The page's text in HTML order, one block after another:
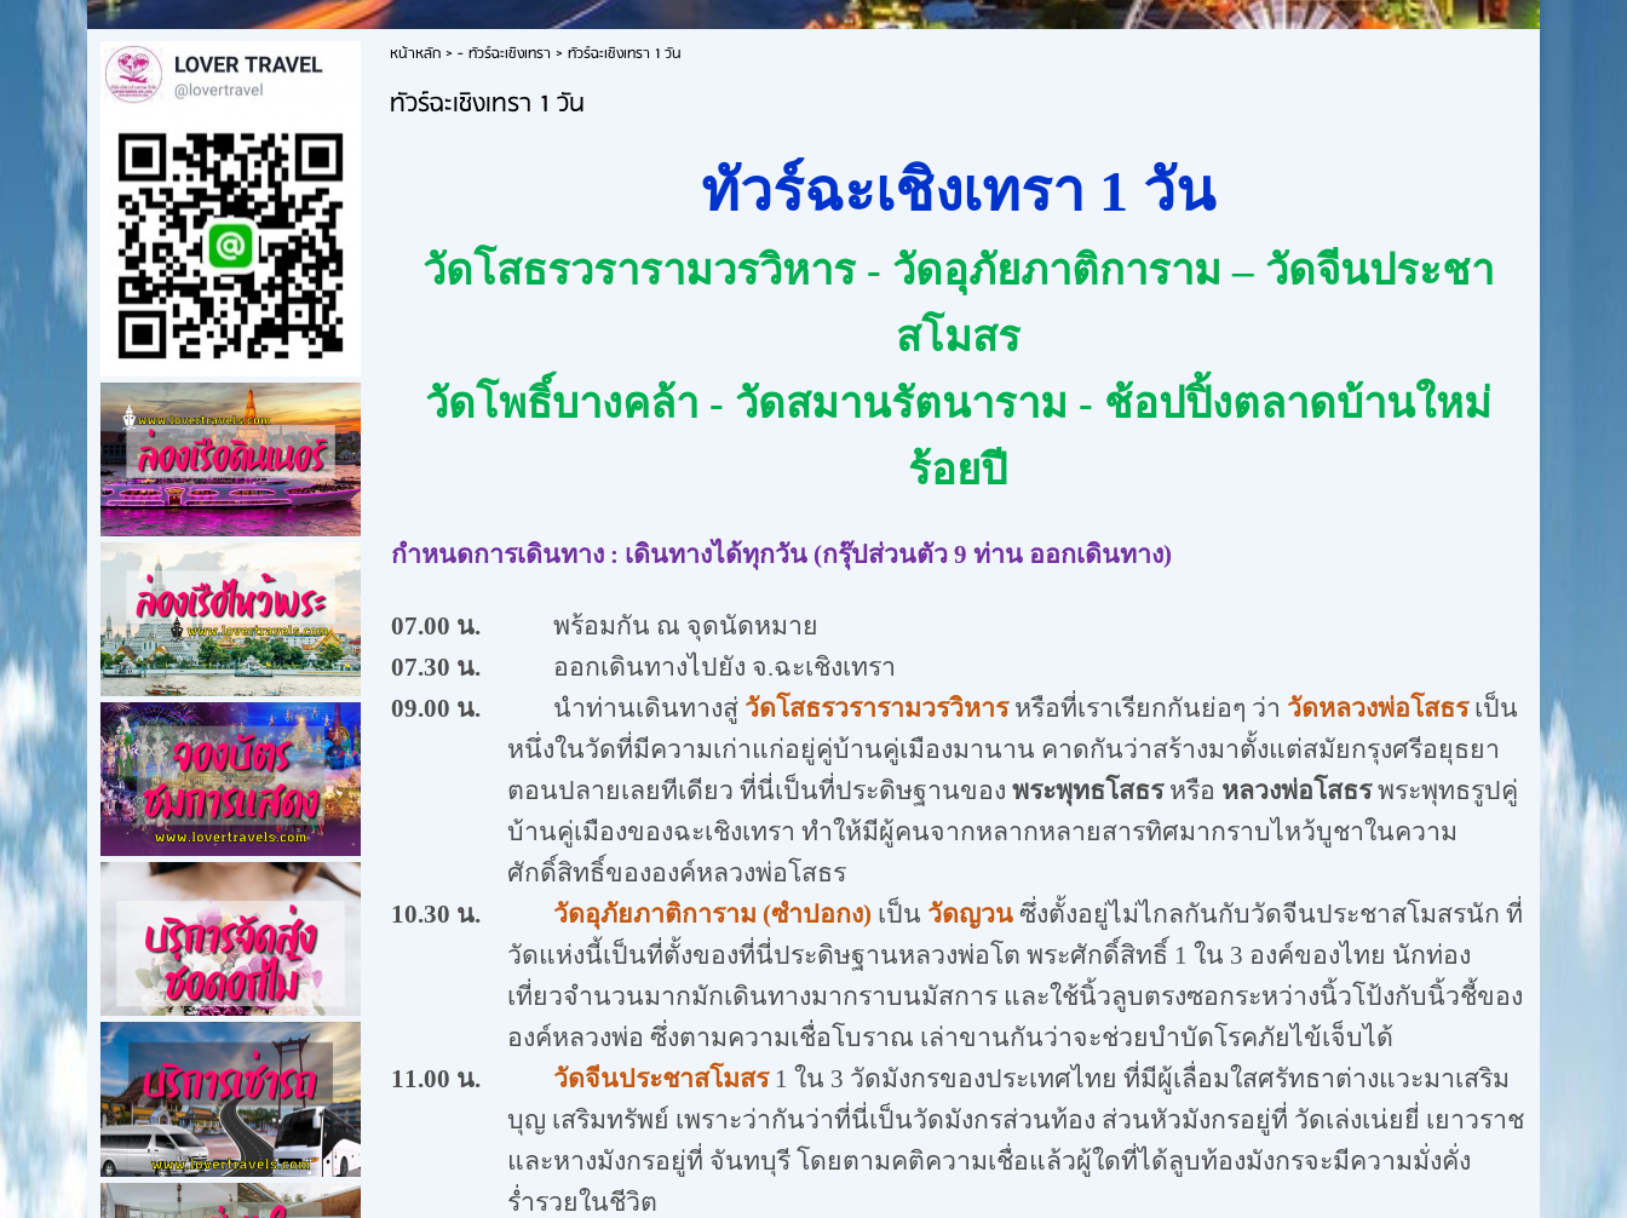
หน้าหลัก> - ทัวร์ฉะเชิงเทรา > ทัวร์ฉะเชิงเทรา 1 วัน
ทัวร์ฉะเชิงเทรา 1 วัน
ทัวร์ฉะเชิงเทรา 1 วัน
วัดโสธรวรารามวรวิหาร - วัดอุภัยภาติการาม – วัดจีนประชา
สโมสร
วัดโพธิ์บางคล้า - วัดสมานรัตนาราม - ช้อปปิ้งตลาดบ้านใหม่
ร้อยปี
กำหนดการเดินทาง : เดินทางได้ทุกวัน (กรุ๊ปส่วนตัว 9 ท่าน ออกเดินทาง)
07.00 น.พร้อมกัน ณ จุดนัดหมาย
07.30 น.ออกเดินทางไปยัง จ.ฉะเชิงเทรา
09.00 น. นำท่านเดินทางสู่ วัดโสธรวรารามวรวิหาร หรือที่เราเรียกกันย่อๆ ว่า วัดหลวงพ่อโสธร เป็น
หนึ่งในวัดที่มีความเก่าแก่อยู่คู่บ้านคู่เมืองมานาน คาดกันว่าสร้างมาตั้งแต่สมัยกรุงศรีอยุธยา
ตอนปลายเลยทีเดียว ที่นี่เป็นที่ประดิษฐานของ พระพุทธโสธรหรือ หลวงพ่อโสธรพระพุทธรูปคู่
บ้านคู่เมืองของฉะเชิงเทรา ทำให้มีผู้คนจากหลากหลายสารทิศมากราบไหว้บูชาในความ
ศักดิ์สิทธิ์ขององค์หลวงพ่อโสธร
10.30 น. วัดอุภัยภาติการาม (ซำปอกง) เป็น วัดญวน ซึ่งตั้งอยู่ไม่ไกลกันกับวัดจีนประชาสโมสรนัก ที่
วัดแห่งนี้เป็นที่ตั้งของที่นี่ประดิษฐานหลวงพ่อโต พระศักดิ์สิทธิ์ 1 ใน 3 องค์ของไทย นักท่อง
เที่ยวจำนวนมากมักเดินทางมากราบนมัสการ และใช้นิ้วลูบตรงซอกระหว่างนิ้วโป้งกับนิ้วชี้ของ
องค์หลวงพ่อ ซึ่งตามความเชื่อโบราณ เล่าขานกันว่าจะช่วยบำบัดโรคภัยไข้เจ็บได้
11.00 น. วัดจีนประชาสโมสร 1 ใน 3 วัดมังกรของประเทศไทย ที่มีผู้เลื่อมใสศรัทธาต่างแวะมาเสริม
บุญ เสริมทรัพย์ เพราะว่ากันว่าที่นี่เป็นวัดมังกรส่วนท้อง ส่วนหัวมังกรอยู่ที่ วัดเล่งเน่ยยี่ เยาวราช
และหางมังกรอยู่ที่ จันทบุรี โดยตามคติความเชื่อแล้วผู้ใดที่ได้ลูบท้องมังกรจะมีความมั่งคั่ง
ร่ำรวยในชีวิต